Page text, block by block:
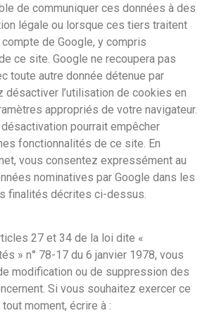
de communiquer ces données à des
légale ou lorsque ces tiers traitent
de Google, y compris
ce site. Google ne recoupera pas
toute autre donnée détenue par
désactiver l’utilisation de cookies en
appropriés de votre navigateur.
pourrait empêcher
fonctionnalités de ce site. En
vous consentez expressément au
nominatives par Google dans les
finalités décrites ci-dessus.
27 et 34 de la loi dite «
» n° 78-17 du 6 janvier 1978, vous
modification ou de suppression des
Si vous souhaitez exercer ce
moment, écrire à :